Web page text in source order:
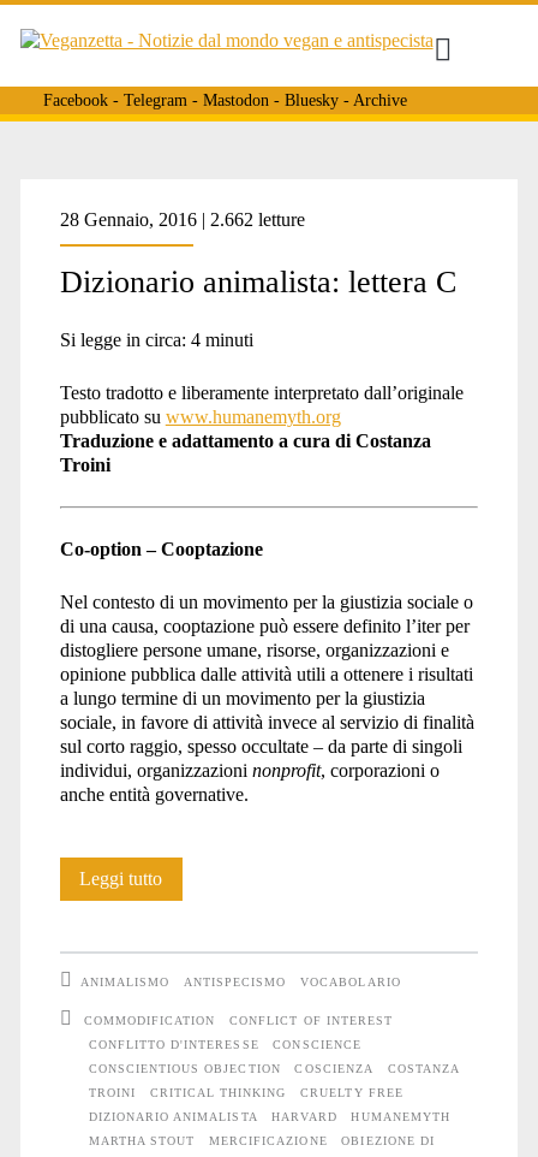
Facebook- Telegram- Mastodon- Bluesky- Archive
Tag:
<span>regola
platino</span>
28 Gennaio, 2016 | 2.662 letture
Dizionario animalista: lettera C
Si legge in circa: 4 minuti
Testo tradotto e liberamente interpretato dall’originale
pubblicato su www.humanemyth.org
Traduzione e adattamento a cura di Costanza
Troini
Co-option – Cooptazione
Nel contesto di un movimento per la giustizia sociale o
di una causa, cooptazione può essere definito l’iter per
distogliere persone umane, risorse, organizzazioni e
opinione pubblica dalle attività utili a ottenere i risultati
a lungo termine di un movimento per la giustizia
sociale, in favore di attività invece al servizio di finalità
sul corto raggio, spesso occultate – da parte di singoli
individui, organizzazioni nonprofit, corporazioni o
anche entità governative.
Leggi tuttoDizionario
ANIMALISMO ANTISPECISMO VOCABOLARIO
COMMODIFICATION
CONFLICT OF INTEREST
CONFLITTO D'INTERESSE
CONSCIENCE
CONSCIENTIOUS OBJECTION
COSCIENZA
COSTANZA
TROINI
CRITICAL THINKING
CRUELTY FREE
DIZIONARIO ANIMALISTA
HARVARD
HUMANEMYTH
MARTHA STOUT
MERCIFICAZIONE
OBIEZIONE DI